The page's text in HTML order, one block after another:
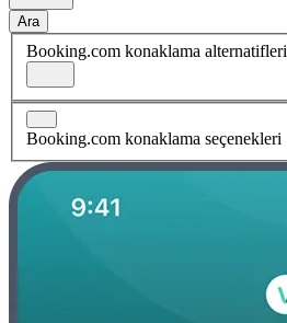
Ara
Booking.com konaklama alternatifleri
Booking.com konaklama seçenekleri